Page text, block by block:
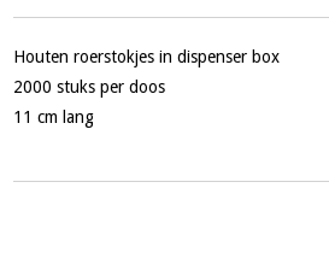
Houten roerstokjes in dispenser box
2000 stuks per doos
11 cm lang